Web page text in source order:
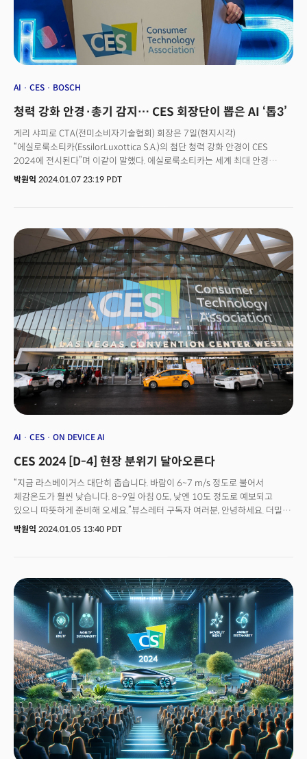
AI CES BOSCH
청력 강화 안경·총기 감지… CES 회장단이 뽑은 AI ‘톱3’
게리 샤피로 CTA(전미소비자기술협회) 회장은 7일(현지시각)
“에실로룩소티카(EssilorLuxottica S.A.)의 첨단 청력 강화 안경이 CES
2024에 전시된다”며 이같이 말했다. 에실로룩소티카는 세계 최대 안경
제조업체인 이탈리아의 룩소티카와 세계 1위 안경렌즈 업체 프랑스 에실로
전시하는 청력 강화 안경은 ‘뉘앙스 오디오’라는 이름의 시제품이다. 2024년
하반기에 출시될 예정이며 스마트폰앱과 연동, 데이터 기반으로 사용 시간 및
대화 시간 확인, 눈 건강 측정 기능까지 제공할 것으로 알려졌다.샤피로 회장은
“청력 강화 안경은 보청기 착용으로 인한 사회적 낙인 등 부정적 효과를
줄이고, (문제에 대한) 사회적 관심을 높이는 효과가 있다”며 “CES 같은 큰
기술 전시회에 에실로룩소티카가 제품을 전시한 사례는 처음”이라고
강조했다.
박원익 2024.01.07 23:19 PDT
AI CES ON DEVICE AI
CES 2024 [D-4] 현장 분위기 달아오른다
“지금 라스베이거스 대단히 춥습니다. 바람이 6~7 m/s 정도로 불어서
체감온도가 훨씬 낮습니다. 8~9일 아침 0도, 낮엔 10도 정도로 예보되고
있으니 따뜻하게 준비해 오세요.”뷰스레터 구독자 여러분, 안녕하세요. 더밀크
박원익입니다. 오늘은 세계 최대 IT 전시회 CES가 열리는 라스베이거스 현장
하지만 쌀쌀한 날씨와 달리 전시가 열리는 라스베이거스 컨벤션 센터(LVCC),
대형 호텔이 늘어선 라스베이거스 스트립 주변은 열기가 고조되는
분위기입니다. 특히 4일 앞으로 다가온 CES 참가하기 위해 일찍 이동한 기업
관계자들은 전시 부스 준비에 한창입니다. 센트럴홀 내부에는 이미 LG,
딜로이트의 대형 광고 현수막이 걸렸고, 각 기업들의 전시 물품이 담긴 나무
박스를 분주히 옮기는 움직임, 이미 전시관으로 옮겨져 검은 비닐로 가려져
있는 다양한 제품 실루엣도 포착되고 있습니다.
박원익 2024.01.05 13:40 PDT